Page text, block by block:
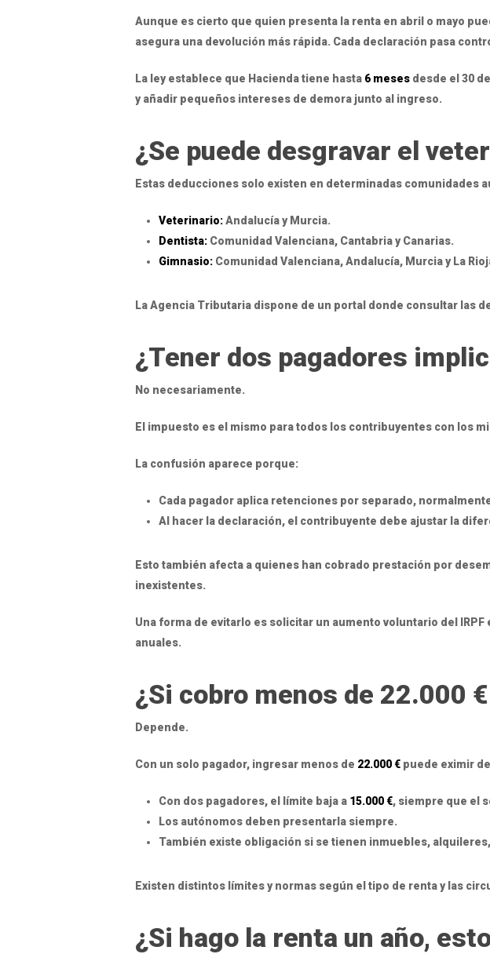
Aunque es cierto que quien presenta la renta en abril o mayo
asegura una devolución más rápida. Cada declaración pasa
La ley establece que Hacienda tiene hasta 6 meses desde el 30
y añadir pequeños intereses de demora junto al ingreso.
¿Se puede desgravar el
Estas deducciones solo existen en determinadas comunidades
Veterinario:Andalucía y Murcia.
Dentista: Comunidad Valenciana, Cantabria y Canarias.
Gimnasio: Comunidad Valenciana, Andalucía, Murcia y La
La Agencia Tributaria dispone de un portal donde consultar las
¿Tener dos pagadores
No necesariamente.
El impuesto es el mismo para todos los contribuyentes con los
La confusión aparece porque:
Cada pagador aplica retenciones por separado,
Al hacer la declaración, el contribuyente debe ajustar la
Esto también afecta a quienes han cobrado prestación por
inexistentes.
Una forma de evitarlo es solicitar un aumento voluntario del
anuales.
¿Si cobro menos de 22.000
Depende.
Con un solo pagador, ingresar menos de 22.000 € puede eximir
Con dos pagadores, el límite baja a 15.000 €, siempre que el
Los autónomos deben presentarla siempre.
También existe obligación si se tienen inmuebles,
Existen distintos límites y normas según el tipo de renta y las
¿Si hago la renta un año,